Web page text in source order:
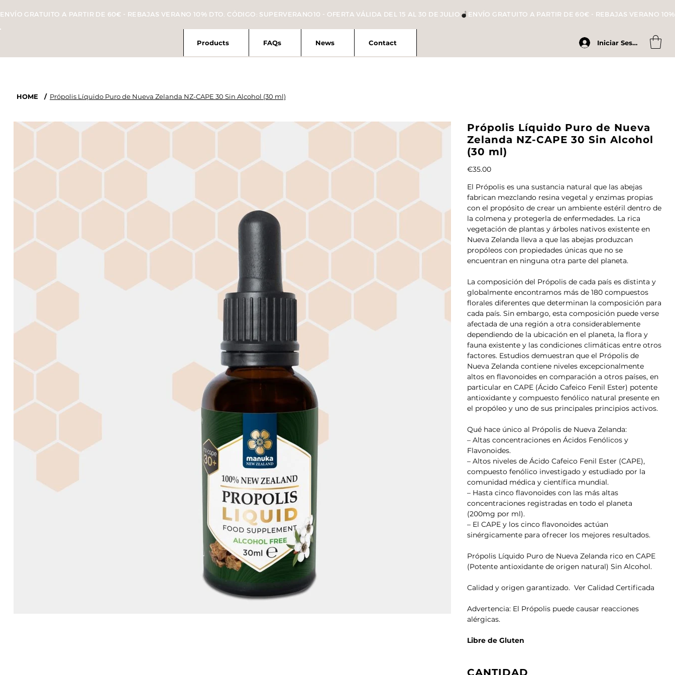
ENVÍO GRATUITO A PARTIR DE 60€ - REBAJAS VERANO 10% DTO. CÓDIGO: SUPERVERANO10 - OFERTA VÁLIDA DEL 15 AL 30 DE JULIO
Products FAQs News Contact Iniciar Sesión
HOME / Própolis Líquido Puro de Nueva Zelanda NZ-CAPE 30 Sin Alcohol (30 ml)
Própolis Líquido Puro de Nueva
Zelanda NZ-CAPE 30 Sin Alcohol
(30 ml)
Price
€35.00
El Própolis es una sustancia natural que las abejas
fabrican mezclando resina vegetal y enzimas propias
con el propósito de crear un ambiente estéril dentro de
la colmena y protegerla de enfermedades. La rica
vegetación de plantas y árboles nativos existente en
Nueva Zelanda lleva a que las abejas produzcan
propóleos con propiedades únicas que no se
encuentran en ninguna otra parte del planeta.
La composición del Própolis de cada país es distinta y
globalmente encontramos más de 180 compuestos
florales diferentes que determinan la composición para
cada país. Sin embargo, esta composición puede verse
afectada de una región a otra considerablemente
dependiendo de la ubicación en el planeta, la flora y
fauna existente y las condiciones climáticas entre otros
factores. Estudios demuestran que el Própolis de
Nueva Zelanda contiene niveles excepcionalmente
altos en flavonoides en comparación a otros países, en
particular en CAPE (Ácido Cafeico Fenil Ester) potente
antioxidante y compuesto fenólico natural presente en
el propóleo y uno de sus principales principios activos.
Qué hace único al Própolis de Nueva Zelanda:
– Altas concentraciones en Ácidos Fenólicos y
Flavonoides.
– Altos niveles de Ácido Cafeico Fenil Ester (CAPE),
compuesto fenólico investigado y estudiado por la
comunidad médica y científica mundial.
– Hasta cinco flavonoides con las más altas
concentraciones registradas en todo el planeta
(200mg por ml).
– El CAPE y los cinco flavonoides actúan
sinérgicamente para ofrecer los mejores resultados.
Própolis Líquido Puro de Nueva Zelanda rico en CAPE
(Potente antioxidante de origen natural) Sin Alcohol.
Calidad y origen garantizado. Ver Calidad Certificada
Advertencia: El Própolis puede causar reacciones
alérgicas.
Libre de Gluten
CANTIDAD